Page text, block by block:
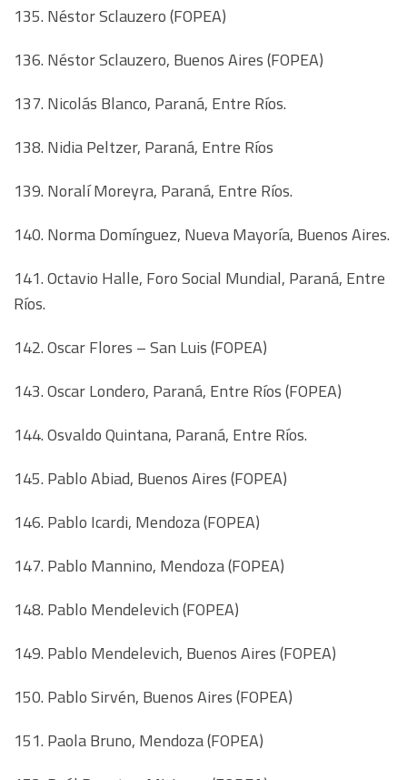
135. Néstor Sclauzero (FOPEA)
136. Néstor Sclauzero, Buenos Aires (FOPEA)
137. Nicolás Blanco, Paraná, Entre Ríos.
138. Nidia Peltzer, Paraná, Entre Ríos
139. Noralí Moreyra, Paraná, Entre Ríos.
140. Norma Domínguez, Nueva Mayoría, Buenos Aires.
141. Octavio Halle, Foro Social Mundial, Paraná, Entre
Ríos.
142. Oscar Flores – San Luis (FOPEA)
143. Oscar Londero, Paraná, Entre Ríos (FOPEA)
144. Osvaldo Quintana, Paraná, Entre Ríos.
145. Pablo Abiad, Buenos Aires (FOPEA)
146. Pablo Icardi, Mendoza (FOPEA)
147. Pablo Mannino, Mendoza (FOPEA)
148. Pablo Mendelevich (FOPEA)
149. Pablo Mendelevich, Buenos Aires (FOPEA)
150. Pablo Sirvén, Buenos Aires (FOPEA)
151. Paola Bruno, Mendoza (FOPEA)